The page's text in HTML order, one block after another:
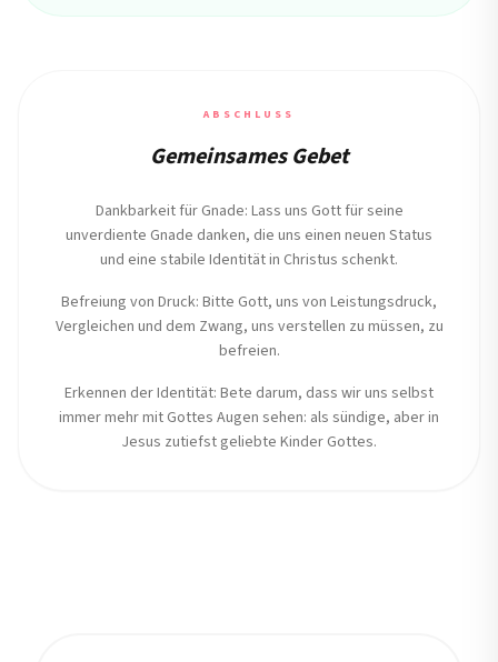
ABSCHLUSS
Gemeinsames Gebet
Dankbarkeit für Gnade: Lass uns Gott für seine
unverdiente Gnade danken, die uns einen neuen Status
und eine stabile Identität in Christus schenkt.
Befreiung von Druck: Bitte Gott, uns von Leistungsdruck,
Vergleichen und dem Zwang, uns verstellen zu müssen, zu
befreien.
Erkennen der Identität: Bete darum, dass wir uns selbst
immer mehr mit Gottes Augen sehen: als sündige, aber in
Jesus zutiefst geliebte Kinder Gottes.